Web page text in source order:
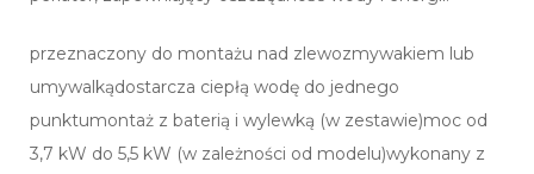
przeznaczony do montażu nad zlewozmywakiem lub
umywalkądostarcza ciepłą wodę do jednego
punktumontaż z baterią i wylewką (w zestawie)moc od
3,7 kW do 5,5 kW (w zależności od modelu)wykonany z